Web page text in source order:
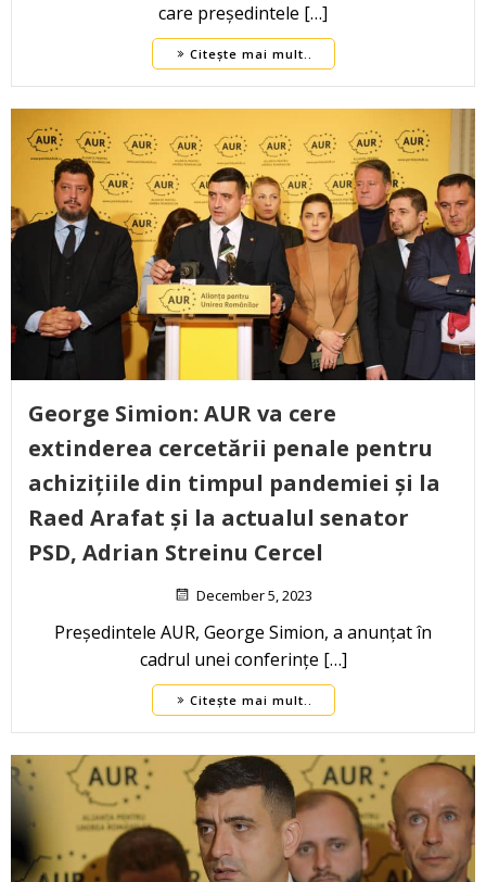
care președintele […]
Citește mai mult..
George Simion: AUR va cere
extinderea cercetării penale pentru
achizițiile din timpul pandemiei și la
Raed Arafat și la actualul senator
PSD, Adrian Streinu Cercel
December 5, 2023
Președintele AUR, George Simion, a anunțat în
cadrul unei conferințe […]
Citește mai mult..